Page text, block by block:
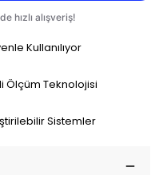
Kullanılıyor
Ölçüm Teknolojisi
Sistemler